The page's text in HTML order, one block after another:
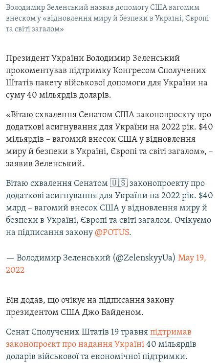
КРИМ РЕАЛІЇ
РУС
КТАТ
ДОЛУЧАЙСЯ!
Усі сайти RFE/RL
Володимир Зеленський назвав допомогу США вагомим
внеском у «відновлення миру й безпеки в Україні, Європі
та світі загалом»
Президент України Володимир Зеленський
прокоментував підтримку Конгресом Сполучених
Штатів пакету військової допомоги для України на
суму 40 мільярдів доларів.
«Вітаю схвалення Сенатом США законопроєкту про
додаткові асигнування для України на 2022 рік. $40
мільярдів – вагомий внесок США у відновлення
миру й безпеки в Україні, Європі та світі загалом», –
заявив Зеленський.
Вітаю схвалення Сенатом 🇺🇸 законопроекту про
додаткові асигнування для України на 2022 рік. $40
млрд – вагомий внесок США у відновлення миру й
безпеки в Україні, Європі та світі загалом. Очікуємо
на підписання закону @POTUS.
— Володимир Зеленський (@ZelenskyyUa) May 19,
2022
Він додав, що очікує на підписання закону
президентом США Джо Байденом.
Сенат Сполучених Штатів 19 травня підтримав
законопроєкт про надання Україні 40 мільярдів
доларів військової та економічної підтримки.